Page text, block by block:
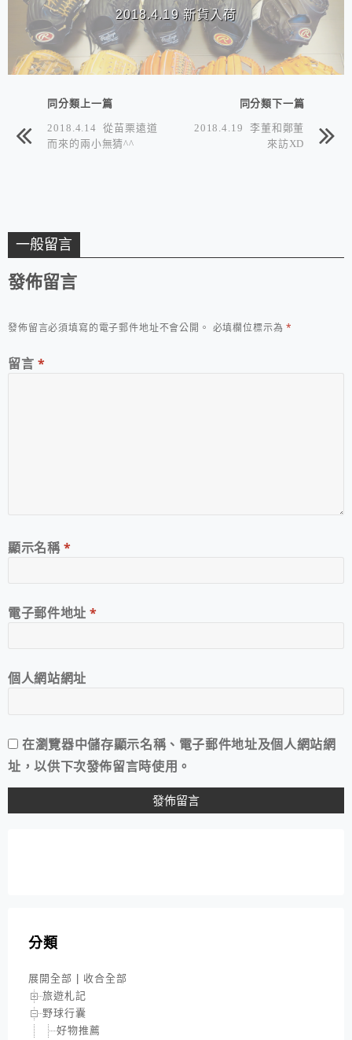
2018.4.19 新貨入荷
同分類上一篇
2018.4.14 從苗栗遠道
而來的兩小無猜^^
同分類下一篇
2018.4.19 李董和鄭董
來訪XD
一般留言
發佈留言
發佈留言必須填寫的電子郵件地址不會公開。 必填欄位標示為*
留言 *
顯示名稱*
電子郵件地址*
個人網站網址
在瀏覽器中儲存顯示名稱、電子郵件地址及個人網站網
址，以供下次發佈留言時使用。
分類
展開全部
收合全部
旅遊札記
野球行囊
好物推薦